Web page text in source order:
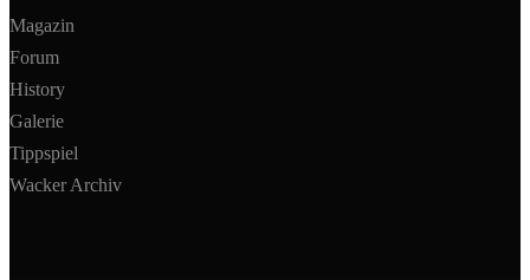
Magazin
Forum
History
Galerie
Tippspiel
Wacker Archiv